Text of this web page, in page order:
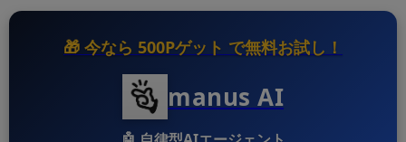
🎁 今なら 500Pゲット で無料お試し！
manus AI